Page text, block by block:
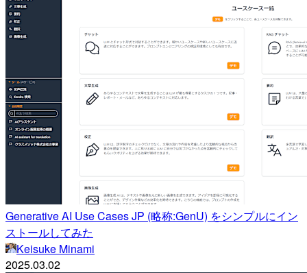
Generative AI Use Cases JP (略称:GenU) をシンプルにイン
ストールしてみた
Keisuke Minami
2025.03.02